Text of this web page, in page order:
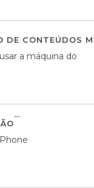
DE CONTEÚDOS
a máquina do